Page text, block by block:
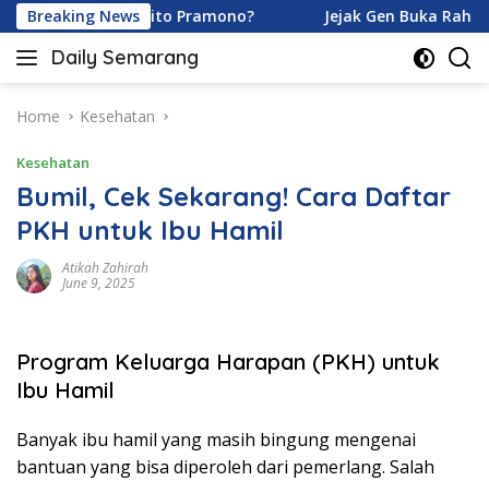
Skip
to
content
Breaking News
dan Ardhito Pramono? Jejak Gen Buka
Daily Semarang
"Semarang
Ini:
Terkini
untuk
Anda"
Home Kesehatan
Kesehatan
Bumil, Cek Sekarang! Cara Daftar
PKH untuk Ibu Hamil
Atikah Zahirah
June 9, 2025
Program Keluarga Harapan (PKH) untuk
Ibu Hamil
Banyak ibu hamil yang masih bingung mengenai
bantuan yang bisa diperoleh dari pemerlang. Salah